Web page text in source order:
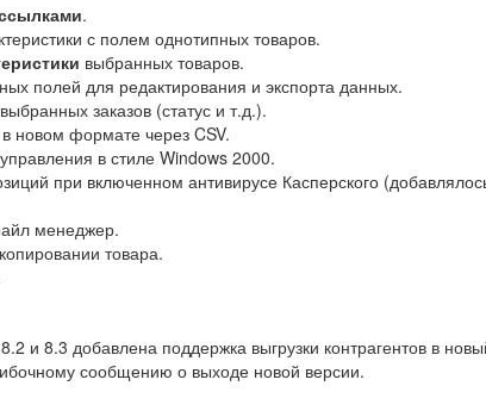
.
с полем однотипных товаров.
выбранных товаров.
полей для редактирования и экспорта данных.
заказов (статус и т.д.).
новом формате через CSV.
в стиле Windows 2000.
при включенном антивирусе Касперского
менеджер.
товара.
и 8.3 добавлена поддержка выгрузки контрагентов в
сообщению о выходе новой версии.